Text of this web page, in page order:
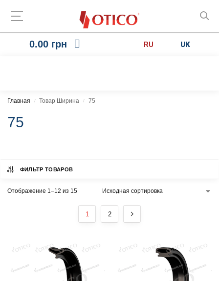
0.00 грн RU UK
Главная / Товар Ширина / 75
75
ФИЛЬТР ТОВАРОВ
Отображение 1–12 из 15
1 2